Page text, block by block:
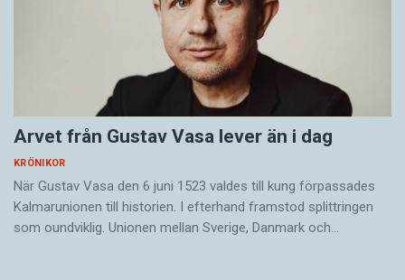
Arvet från Gustav Vasa lever än i dag
KRÖNIKOR
När Gustav Vasa den 6 juni 1523 ­valdes till kung förpassades
Kalmar­unionen till historien. I efterhand framstod splittringen
som ound­viklig. ­Unionen ­mellan Sverige, Danmark och…